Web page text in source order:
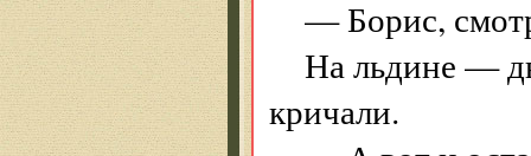
— Борис,
На льдине —
кричали.